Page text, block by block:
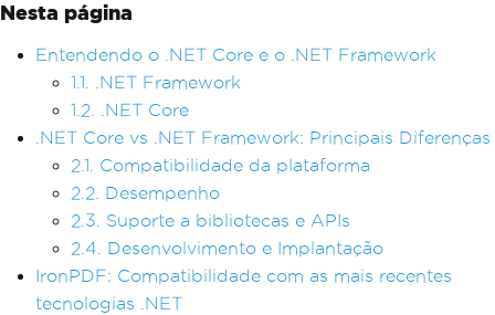
Nesta página
Entendendo o .NET Core e o .NET Framework
1.1. .NET Framework
1.2. .NET Core
.NET Core vs .NET Framework: Principais Diferenças
2.1. Compatibilidade da plataforma
2.2. Desempenho
2.3. Suporte a bibliotecas e APIs
2.4. Desenvolvimento e Implantação
IronPDF: Compatibilidade com as mais recentes
tecnologias .NET